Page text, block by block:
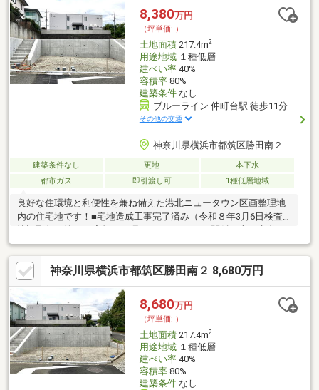
の住まい探しをお手伝いします ━━━━━・・・物件の詳細・ご
相談はお気軽にお問い合わせください。
8,380万円
（坪単価:-）
土地面積217.4m2
用途地域１種低層
建ぺい率40%
容積率80%
建築条件なし
ブルーライン 仲町台駅 徒歩11分
その他の交通
神奈川県横浜市都筑区勝田南２
建築条件なし 更地
本下水
都市ガス
即引渡し可 1種低層地域
良好な住環境と利便性を兼ね備えた港北ニュータウン区画整理地
内の住宅地です！■宅地造成工事完了済み（令和８年3月6日検査
ガス）は各区画それぞれに引き込み済み。
神奈川県横浜市都筑区勝田南２ 8,680万円
8,680万円
（坪単価:-）
土地面積217.4m2
用途地域１種低層
建ぺい率40%
容積率80%
建築条件なし